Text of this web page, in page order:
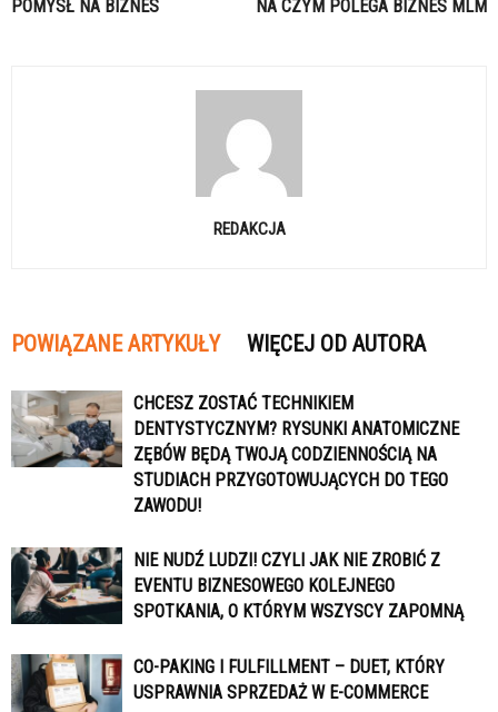
POMYSŁ NA BIZNES NA CZYM POLEGA BIZNES MLM
REDAKCJA
POWIĄZANE ARTYKUŁY WIĘCEJ OD AUTORA
CHCESZ ZOSTAĆ TECHNIKIEM
DENTYSTYCZNYM? RYSUNKI ANATOMICZNE
ZĘBÓW BĘDĄ TWOJĄ CODZIENNOŚCIĄ NA
STUDIACH PRZYGOTOWUJĄCYCH DO TEGO
ZAWODU!
NIE NUDŹ LUDZI! CZYLI JAK NIE ZROBIĆ Z
EVENTU BIZNESOWEGO KOLEJNEGO
SPOTKANIA, O KTÓRYM WSZYSCY ZAPOMNĄ
CO-PAKING I FULFILLMENT – DUET, KTÓRY
USPRAWNIA SPRZEDAŻ W E-COMMERCE